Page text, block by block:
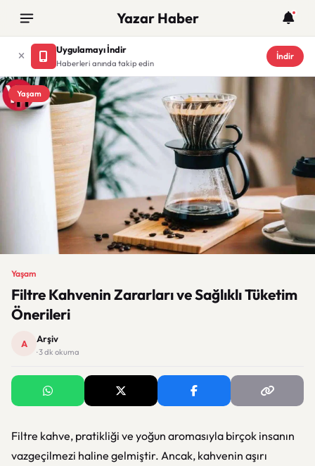
Yazar Haber
Uygulamayı İndir
Haberleri anında takip edin
İndir
Yaşam
Yaşam
Filtre Kahvenin Zararları ve Sağlıklı Tüketim
Önerileri
A Arşiv
· 3 dk okuma
Filtre kahve, pratikliği ve yoğun aromasıyla birçok insanın
vazgeçilmezi haline gelmiştir. Ancak, kahvenin aşırı